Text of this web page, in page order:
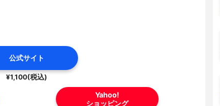
公式サイト
¥1,100(税込)
Yahoo!
ショッピング